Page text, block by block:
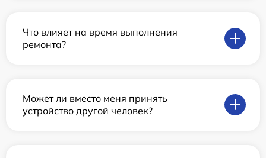
Что влияет на время выполнения
ремонта?
Может ли вместо меня принять
устройство другой человек?